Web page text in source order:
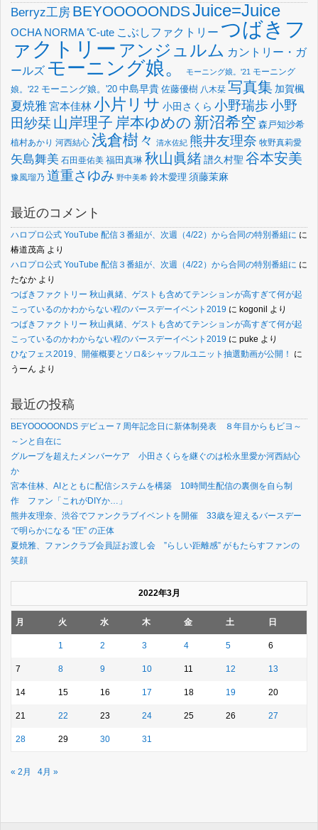
Berryz工房 BEYOOOOONDSJuice=Juice
OCHA NORMA℃-ute こぶしファクトリー つばきフ
ァクトリー アンジュルム カントリー・ガ
ールズ モーニング娘。 モーニング娘。'21 モーニング
娘。'22 モーニング娘。'20 中島早貴 佐藤優樹 八木栞 写真集 加賀楓
夏焼雅宮本佳林小片リサ 小田さくら 小野瑞歩小野
田紗栞 山岸理子 岸本ゆめの 新沼希空 森戸知沙希
植村あかり 河西結心 浅倉樹々 清水佐紀 熊井友理奈 牧野真莉愛
矢島舞美 石田亜佑美 福田真琳 秋山眞緒譜久村聖 谷本安美
豫風瑠乃 道重さゆみ 野中美希 鈴木愛理 須藤茉麻
最近のコメント
ハロプロ公式 YouTube 配信３番組が、次週（4/22）から合同の特別番組に に
椿道茂高 より
ハロプロ公式 YouTube 配信３番組が、次週（4/22）から合同の特別番組に に
たなか より
つばきファクトリー 秋山眞緒、ゲストも含めてテンションが高すぎて何が起
こっているのかわからない程のバースデーイベント2019 に kogonil より
つばきファクトリー 秋山眞緒、ゲストも含めてテンションが高すぎて何が起
こっているのかわからない程のバースデーイベント2019 に puke より
ひなフェス2019、開催概要とソロ&シャッフルユニット抽選動画が公開！
に
うーん より
最近の投稿
BEYOOOOONDS デビュー７周年記念日に新体制発表 ８年目からもビヨ～
～ンと自在に
グループを超えたメンバーケア 小田さくらを継ぐのは松永里愛か河西結心
か
宮本佳林、AIとともに配信システムを構築 10時間生配信の裏側を自ら制
作 ファン「これがDIYか…」
熊井友理奈、渋谷でファンクラブイベントを開催 33歳を迎えるバースデー
で明らかになる “圧” の正体
夏焼雅、ファンクラブ会員証お渡し会 ”らしい距離感” がもたらすファンの
笑顔
2022年3月
月 火 水 木 金 土 日
1 2 3 4 5 6
7 8 9 10 11 12 13
14 15 16 17 18 19 20
21 22 23 24 25 26 27
28 29 30 31
« 2月 4月 »